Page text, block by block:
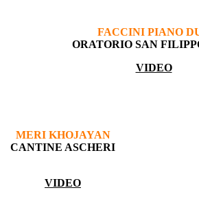
FACCINI PIANO
ORATORIO SAN
VIDEO
MERI KHOJAYAN
CANTINE ASCHERI
VIDEO